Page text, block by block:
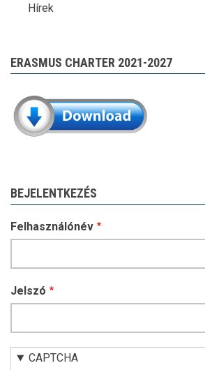
Hírek
ERASMUS CHARTER 2021-2027
BEJELENTKEZÉS
Felhasználónév
Jelszó
CAPTCHA